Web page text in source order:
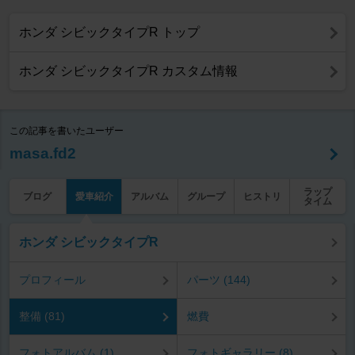
ホンダ シビックタイプR トップ
ホンダ シビックタイプR カスタム情報
この記事を書いたユーザー
masa.fd2
ブログ 愛車紹介 アルバム グループ ヒストリ
ラップ
タイム
ホンダ シビックタイプR
プロフィール パーツ (144)
整備 (81) 燃費